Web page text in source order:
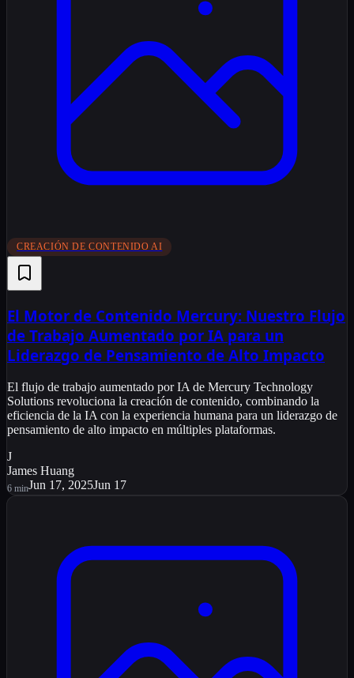
CREACIÓN DE CONTENIDO AI
El Motor de Contenido Mercury: Nuestro Flujo
de Trabajo Aumentado por IA para un
Liderazgo de Pensamiento de Alto Impacto
El flujo de trabajo aumentado por IA de Mercury Technology
Solutions revoluciona la creación de contenido, combinando la
eficiencia de la IA con la experiencia humana para un liderazgo de
pensamiento de alto impacto en múltiples plataformas.
J
James Huang
6 minJun 17, 2025Jun 17